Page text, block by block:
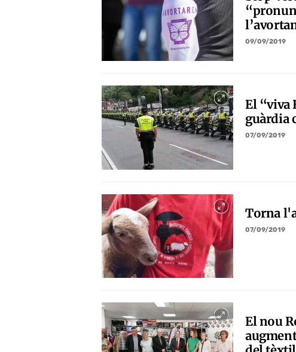
09/09/2019
El “viva
guàrdia
07/09/2019
Torna
07/09/2019
El nou